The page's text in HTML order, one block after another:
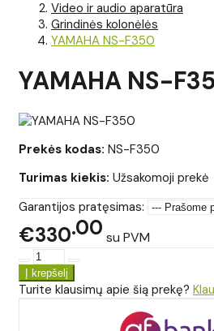
Video ir audio aparatūra
Grindinės kolonėlės
YAMAHA NS-F350
YAMAHA NS-
Prekės kodas: NS-F350
Turimas kiekis: Užsakomoji prekė
Garantijos pratęsimas:
€330 00 su PVM
Turite klausimų apie šią prekę?